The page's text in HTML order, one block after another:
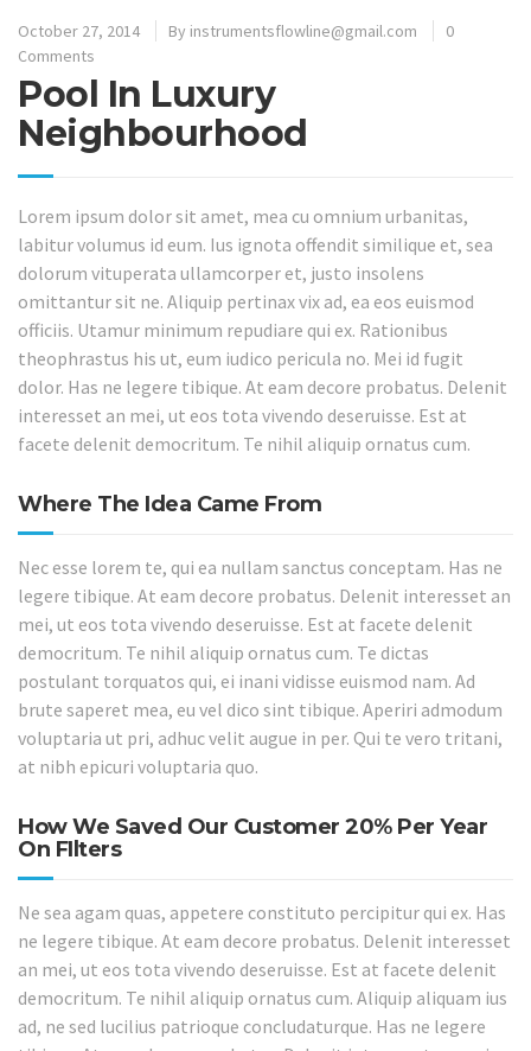
October 27, 2014 By instrumentsflowline@gmail.com
0
Comments
Pool In Luxury
Neighbourhood
Lorem ipsum dolor sit amet, mea cu omnium urbanitas,
labitur volumus id eum. Ius ignota offendit similique et, sea
dolorum vituperata ullamcorper et, justo insolens
omittantur sit ne. Aliquip pertinax vix ad, ea eos euismod
officiis. Utamur minimum repudiare qui ex. Rationibus
theophrastus his ut, eum iudico pericula no. Mei id fugit
dolor. Has ne legere tibique. At eam decore probatus. Delenit
interesset an mei, ut eos tota vivendo deseruisse. Est at
facete delenit democritum. Te nihil aliquip ornatus cum.
Where The Idea Came From
Nec esse lorem te, qui ea nullam sanctus conceptam. Has ne
legere tibique. At eam decore probatus. Delenit interesset an
mei, ut eos tota vivendo deseruisse. Est at facete delenit
democritum. Te nihil aliquip ornatus cum. Te dictas
postulant torquatos qui, ei inani vidisse euismod nam. Ad
brute saperet mea, eu vel dico sint tibique. Aperiri admodum
voluptaria ut pri, adhuc velit augue in per. Qui te vero tritani,
at nibh epicuri voluptaria quo.
How We Saved Our Customer 20% Per Year
On FIlters
Ne sea agam quas, appetere constituto percipitur qui ex. Has
ne legere tibique. At eam decore probatus. Delenit interesset
an mei, ut eos tota vivendo deseruisse. Est at facete delenit
democritum. Te nihil aliquip ornatus cum. Aliquip aliquam ius
ad, ne sed lucilius patrioque concludaturque. Has ne legere